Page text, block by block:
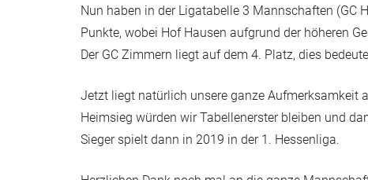
Nun haben in der Ligatabelle 3 Mannschaften (GC
Punkte, wobei Hof Hausen aufgrund der höheren
Der GC Zimmern liegt auf dem 4. Platz, dies
Jetzt liegt natürlich unsere ganze Aufmerksamkeit
Heimsieg würden wir Tabellenerster bleiben und
Sieger spielt dann in 2019 in der 1. Hessenliga.